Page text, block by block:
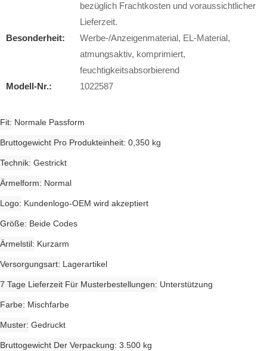
bezüglich Frachtkosten und voraussichtlicher
Lieferzeit.
Besonderheit:
Werbe-/Anzeigenmaterial, EL-Material,
atmungsaktiv, komprimiert,
feuchtigkeitsabsorbierend
Modell-Nr.:
1022587
Fit Normale Passform
Bruttogewicht Pro Produkteinheit 0,350 kg
Technik Gestrickt
Ärmelform Normal
Logo Kundenlogo-OEM wird akzeptiert
Größe Beide Codes
Ärmelstil Kurzarm
Versorgungsart Lagerartikel
7 Tage Lieferzeit Für Musterbestellungen Unterstützung
Farbe Mischfarbe
Muster Gedruckt
Bruttogewicht Der Verpackung 3.500 kg